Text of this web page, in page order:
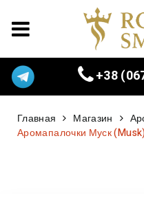
+38
Главная Магазин
Аромапалочки Муск